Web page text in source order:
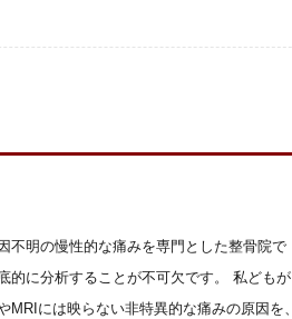
不明の慢性的な痛みを専門とした整骨院で
的に分析することが不可欠です。 私どもが
には映らない非特異的な痛みの原因を、